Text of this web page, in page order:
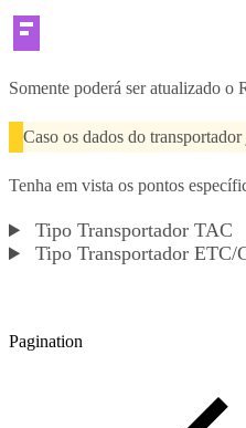
Somente poderá ser atualizado o
Caso os dados do
Tenha em vista os pontos
Tipo Transportador TAC
Tipo Transportador ETC/
Pagination